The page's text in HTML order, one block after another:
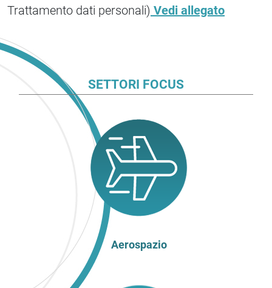
Trattamento dati personali) Vedi allegato
SETTORI FOCUS
Aerospazio